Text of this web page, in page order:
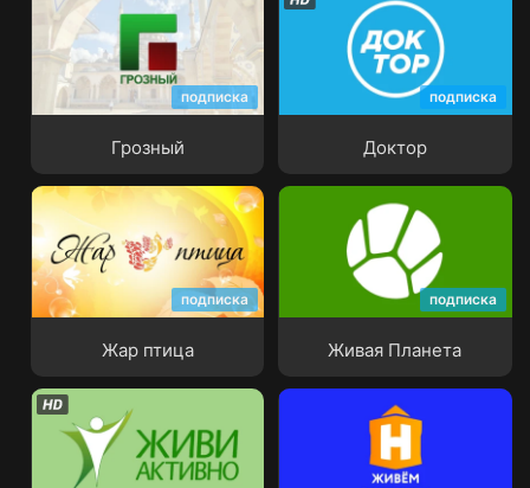
подписка
Грозный
Грозный
подписка
Доктор
подписка
Жар птица
Жар птица
подписка
Живая Планета
Живая Планета